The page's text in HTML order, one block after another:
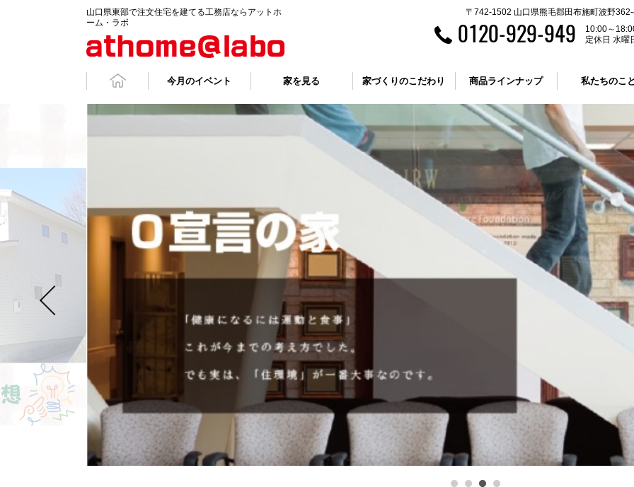
山口県東部で注文住宅を建てる工務店ならアットホ
ーム・ラボ
〒742-1502 山口県熊毛郡田布施町波野
0120-929-949
10:00～
定休日 水曜
今月のイベント 家を見る 家づくりのこだわり 商品ラインナップ 私たちのこ